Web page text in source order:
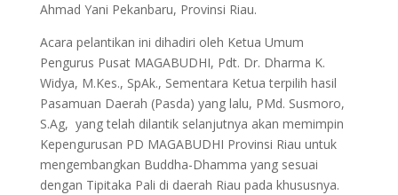
Ahmad Yani Pekanbaru, Provinsi Riau.
Acara pelantikan ini dihadiri oleh Ketua Umum
Pengurus Pusat MAGABUDHI, Pdt. Dr. Dharma K.
Widya, M.Kes., SpAk., Sementara Ketua terpilih hasil
Pasamuan Daerah (Pasda) yang lalu, PMd. Susmoro,
S.Ag, yang telah dilantik selanjutnya akan memimpin
Kepengurusan PD MAGABUDHI Provinsi Riau untuk
mengembangkan Buddha-Dhamma yang sesuai
dengan Tipitaka Pali di daerah Riau pada khususnya.